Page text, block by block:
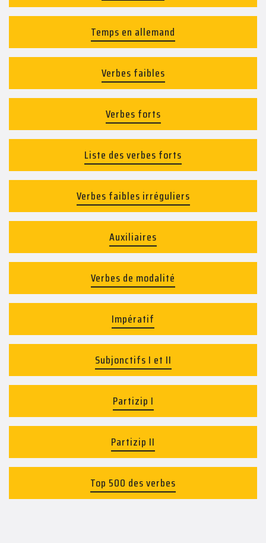
Temps en allemand
Verbes faibles
Verbes forts
Liste des verbes forts
Verbes faibles irréguliers
Auxiliaires
Verbes de modalité
Impératif
Subjonctifs I et II
Partizip I
Partizip II
Top 500 des verbes